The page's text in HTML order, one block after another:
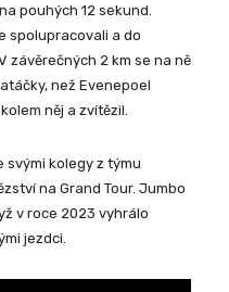
pouhých 12 sekund.
spolupracovali a do
závěrečných 2 km se na ně
než Evenepoel
něj a zvítězil.
svými kolegy z týmu
na Grand Tour. Jumbo
v roce 2023 vyhrálo
jezdci.